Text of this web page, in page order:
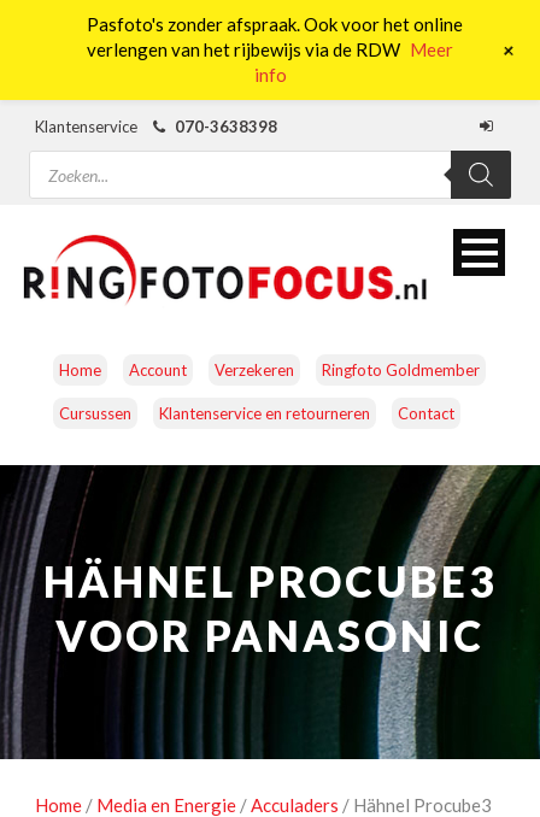
Klantenservice
070-3638398
Producten
zoeken
Home Account Verzekeren Ringfoto Goldmember
Cursussen Klantenservice en retourneren Contact
CAMERA’S OBJECTIEVEN ACCESSOIRES
NATUUROBSERVATIE MEDIA EN ENERGIE
STUDIOFOTOGRAFIE OCCASIONS
HÄHNEL PROCUBE3
VOOR PANASONIC
Home / Media en Energie /Acculaders / Hähnel Procube3
Pasfoto's zonder afspraak. Ook voor het online
verlengen van het rijbewijs via de RDW Meer
info
+